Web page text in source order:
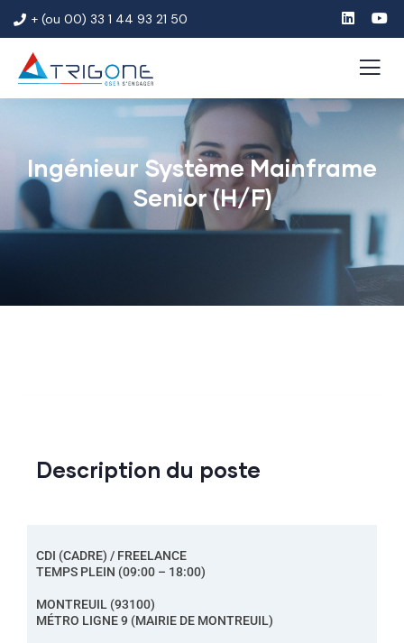
+ (ou 00) 33 1 44 93 21 50
Ingénieur Système Mainframe
Senior (H/F)
Description du poste
CDI (CADRE) / FREELANCE
TEMPS PLEIN (09:00 – 18:00)
MONTREUIL (93100)
MÉTRO LIGNE 9 (MAIRIE DE MONTREUIL)